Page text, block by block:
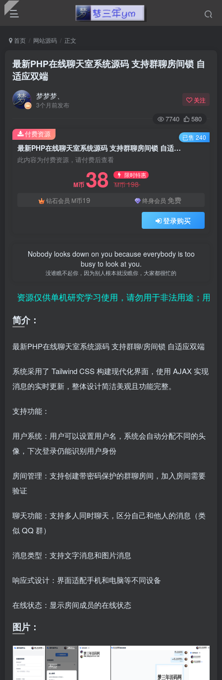
首页 网站源码 正文
最新PHP在线聊天室系统源码 支持群聊房间锁 自
适应双端
梦梦梦、
3个月前发布
关注
7740 580
最新PHP在线聊天室系统源码 支持群聊房间锁 自适应双端
此内容为付费资源，请付费后查看
M币 38 限时特惠
M币198
钻石会员 M币19 终身会员 免费
登录购买
付费资源 已售 240
Nobody looks down on you because everybody is too
busy to look at you.
没谁瞧不起你，因为别人根本就没瞧你，大家都很忙的
资源仅供单机研究学习使用，请勿用于非法用途；用户
简介：
最新PHP在线聊天室系统源码 支持群聊/房间锁 自适应双端
系统采用了 Tailwind CSS 构建现代化界面，使用 AJAX 实现
消息的实时更新，整体设计简洁美观且功能完整。
支持功能：
用户系统：用户可以设置用户名，系统会自动分配不同的头
像，下次登录仍能识别用户身份
房间管理：支持创建带密码保护的群聊房间，加入房间需要
验证
聊天功能：支持多人同时聊天，区分自己和他人的消息（类
似 QQ 群）
消息类型：支持文字消息和图片消息
响应式设计：界面适配手机和电脑等不同设备
在线状态：显示房间成员的在线状态
图片：